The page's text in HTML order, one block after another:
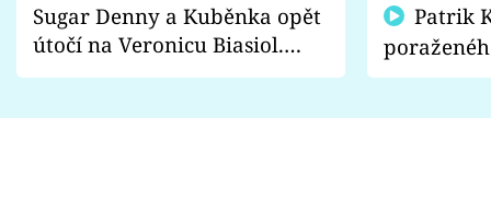
Sugar Denny a Kuběnka opět
útočí na Veronicu Biasiol.
Proč je podle nich falešná a
fanoušci